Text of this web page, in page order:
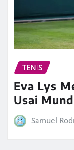
TENIS
Eva Lys
Usai
Samuel